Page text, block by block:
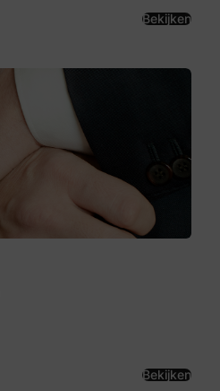
Bekijken
Bekijken